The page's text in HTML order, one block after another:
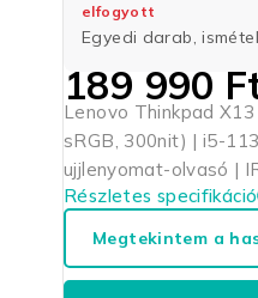
elfogyott
Egyedi darab,
189 990
Lenovo Thinkpad
sRGB, 300nit) | i5-
ujjlenyomat-olvasó |
Részletes specifikáció
Megtekintem a